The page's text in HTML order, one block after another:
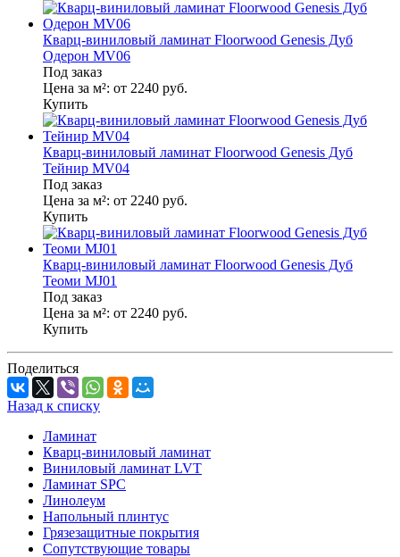
Кварц-виниловый ламинат Floorwood Genesis Дуб
Одерон MV06
Под заказ
Цена за м²: от 2240 руб.
Купить
Кварц-виниловый ламинат Floorwood Genesis Дуб
Тейнир MV04
Под заказ
Цена за м²: от 2240 руб.
Купить
Кварц-виниловый ламинат Floorwood Genesis Дуб
Теоми MJ01
Под заказ
Цена за м²: от 2240 руб.
Купить
Поделиться
Назад к списку
Ламинат
Кварц-виниловый ламинат
Виниловый ламинат LVT
Ламинат SPC
Линолеум
Напольный плинтус
Грязезащитные покрытия
Сопутствующие товары